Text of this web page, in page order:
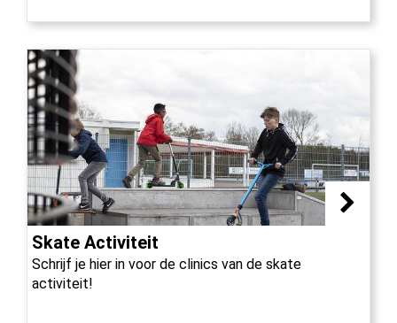
Skate Activiteit
Schrijf je hier in voor de clinics van de skate
activiteit!